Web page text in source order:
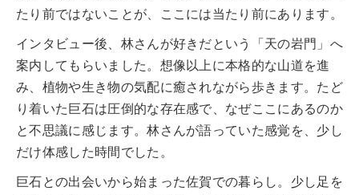
たり前ではないことが、ここには当たり前にあります。
インタビュー後、林さんが好きだという「天の岩門」へ
案内してもらいました。想像以上に本格的な山道を進
み、植物や生き物の気配に癒されながら歩きます。たど
り着いた巨石は圧倒的な存在感で、なぜここにあるのか
と不思議に感じます。林さんが語っていた感覚を、少し
だけ体感した時間でした。
巨石との出会いから始まった佐賀での暮らし。少し足を